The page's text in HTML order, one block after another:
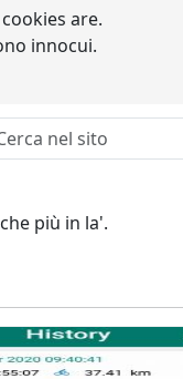
are.
innocui.
più in la'.